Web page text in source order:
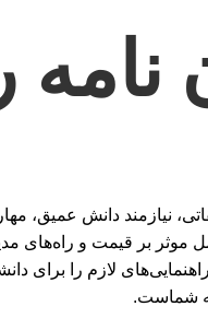
نیازمند دانش
موثر بر قیمت و
لازم را برای
به شماست.